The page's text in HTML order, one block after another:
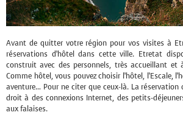
Avant de quitter votre région pour vos visites à
réservations d’hôtel dans cette ville. Etretat
construit avec des personnels, très accueillant et
Comme hôtel, vous pouvez choisir l’hôtel, l’Escale,
aventure… Pour ne citer que ceux-là. La réservation
droit à des connexions Internet, des petits-
aux falaises.